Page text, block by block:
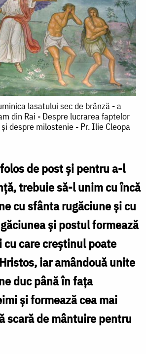
lasatului sec de brânză - a
din Rai - Despre lucrarea faptelor
despre milostenie - Pr. Ilie Cleopa
de post și pentru a-l
trebuie să-l unim cu încă
cu sfânta rugăciune și cu
și postul formează
cu care creștinul poate
iar amândouă unite
duc până în fața
și formează cea mai
scară de mântuire pentru